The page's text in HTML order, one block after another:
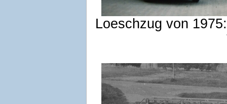
Loeschzug von